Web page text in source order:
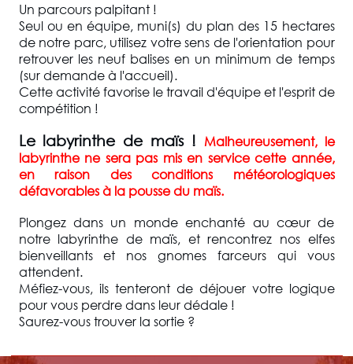
Un parcours palpitant !
Seul ou en équipe, muni(s) du plan des 15 hectares
de notre parc, utilisez votre sens de l'orientation pour
retrouver les neuf balises en un minimum de temps
(sur demande à l'accueil).
Cette activité favorise le travail d'équipe et l'esprit de
compétition !
Le labyrinthe de maïs ! Malheureusement, le
labyrinthe ne sera pas mis en service cette année,
en raison des conditions météorologiques
défavorables à la pousse du maïs.
Plongez dans un monde enchanté au cœur de
notre labyrinthe de maïs, et rencontrez nos elfes
bienveillants et nos gnomes farceurs qui vous
attendent.
Méfiez-vous, ils tenteront de déjouer votre logique
pour vous perdre dans leur dédale !
Saurez-vous trouver la sortie ?